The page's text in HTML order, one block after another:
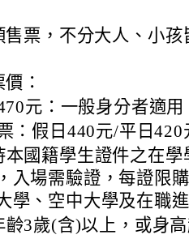
售票，不分大人、小
：
元：一般身分者適用
：假日440元/平日420
本國籍學生證件之在
入場需驗證，每證限
學、空中大學及在職
齡3歲(含)以上，或身